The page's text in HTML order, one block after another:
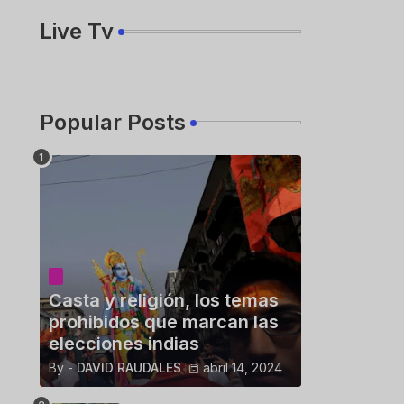
Live Tv
Popular Posts
Casta y religión, los temas
prohibidos que marcan las
elecciones indias
By - DAVID RAUDALES abril 14, 2024